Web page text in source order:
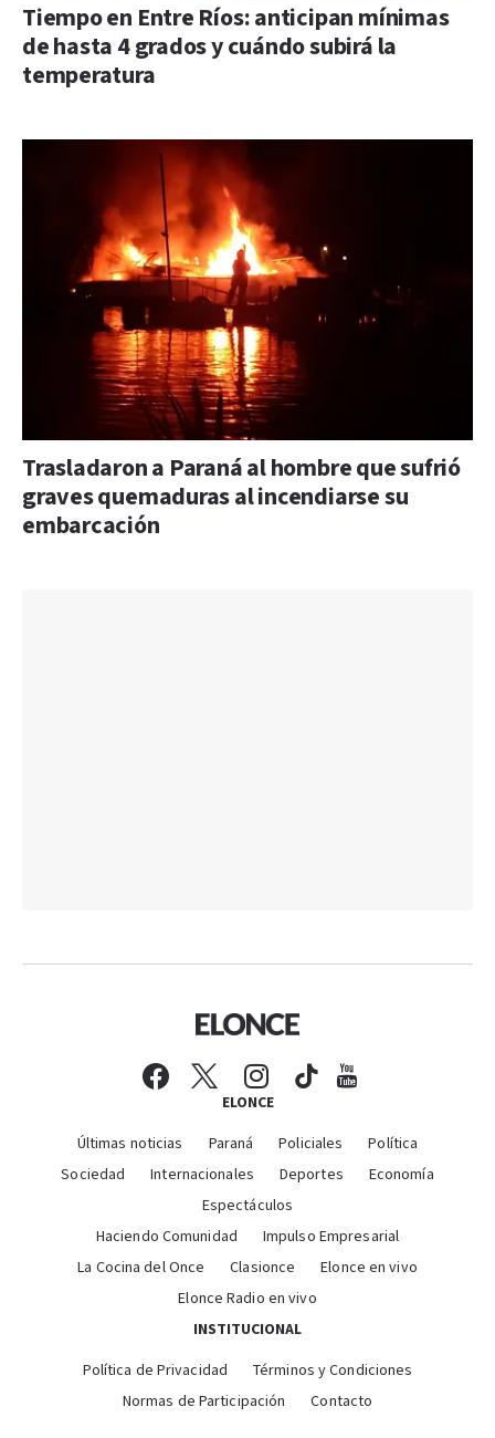
Tiempo en Entre Ríos: anticipan mínimas
de hasta 4 grados y cuándo subirá la
temperatura
Trasladaron a Paraná al hombre que sufrió
graves quemaduras al incendiarse su
embarcación
ELONCE
Últimas noticias Paraná Policiales
Política
Sociedad
Internacionales Deportes
Economía
Espectáculos
Haciendo Comunidad
Impulso Empresarial
La Cocina del Once
Clasionce
Elonce en vivo
Elonce Radio en vivo
INSTITUCIONAL
Política de Privacidad
Términos y Condiciones
Normas de Participación
Contacto